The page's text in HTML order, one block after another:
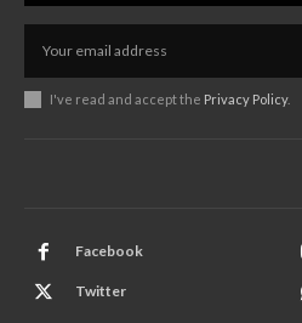
I've read and accept the Privacy Policy.
Facebook
Twitter